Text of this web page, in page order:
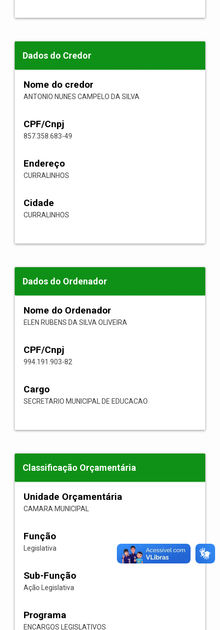
Dados do Credor
Nome do credor
ANTONIO NUNES CAMPELO DA SILVA
CPF/Cnpj
857.358.683-49
Endereço
CURRALINHOS
Cidade
CURRALINHOS
Dados do Ordenador
Nome do Ordenador
ELEN RUBENS DA SILVA OLIVEIRA
CPF/Cnpj
994.191.903-82
Cargo
SECRETARIO MUNICIPAL DE EDUCACAO
Classificação Orçamentária
Unidade Orçamentária
CAMARA MUNICIPAL
Função
Legislativa
Sub-Função
Ação Legislativa
Programa
ENCARGOS LEGISLATIVOS